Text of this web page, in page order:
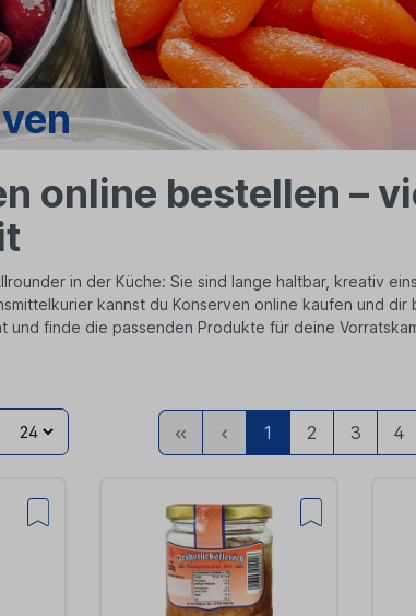
online bestellen –
in der Küche: Sie sind lange haltbar, kreativ
kannst du Konserven online kaufen und
und finde die passenden Produkte für deine
Zur
ersten
Zurück
1 2 3 4